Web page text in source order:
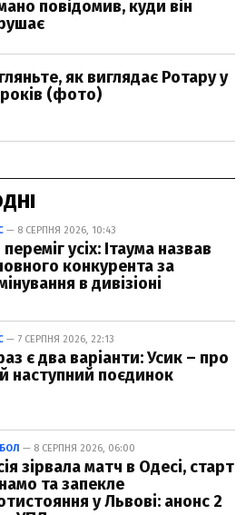
— 8 СЕРПНЯ 2026, 10:43
переміг усіх: Ітаума назвав
конкурента за
в дивізіоні
— 7 СЕРПНЯ 2026, 22:13
є два варіанти: Усик – про
наступний поєдинок
— 8 СЕРПНЯ 2026, 06:00
зірвала матч в Одесі, старт
та запекле
у Львові: анонс 2